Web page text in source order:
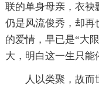
联的单身母亲，衣袂
仍是风流俊秀，却再
的爱情，早已是“大
大，明白这一生只能
人以类聚，故